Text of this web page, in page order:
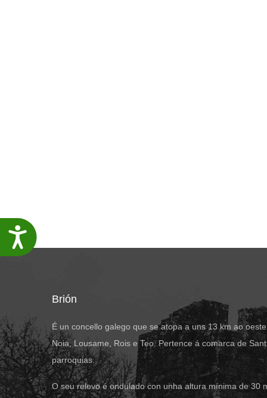
Accesibilidade
Brión
É un concello galego que se atopa a uns 13 km ao
Noia, Lousame, Rois e Teo. Pertence á comarca de
parroquias.
O seu relevo é ondulado con unha altura mínima de 30